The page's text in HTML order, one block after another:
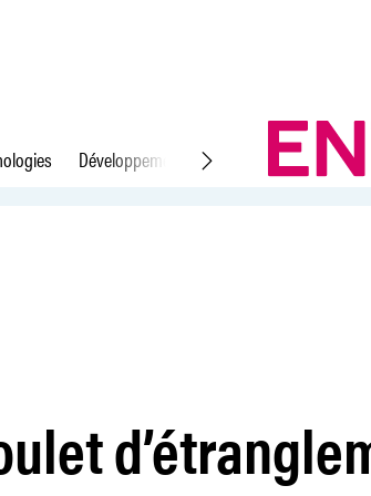
Développement durable Droit du travail